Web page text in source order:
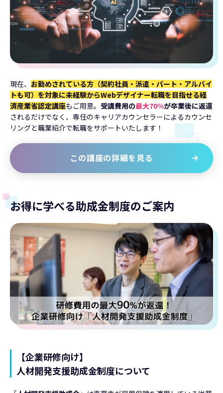
現在、 お勤めされている方（契約社員・派遣・パート・アルバイ
トも可）を対象に未経験からWebデザイナー転職を目指せる経
済産業省認定講座もご用意。 受講費用の最大70%が卒業後に返還
されるだけでなく、専任のキャリアカウンセラーによるカウンセ
リングと職業紹介で転職をサポートいたします！
この講座の詳細を見る
お得に学べる助成金制度のご案内
【企業研修向け】
人材開発支援助成金制度について